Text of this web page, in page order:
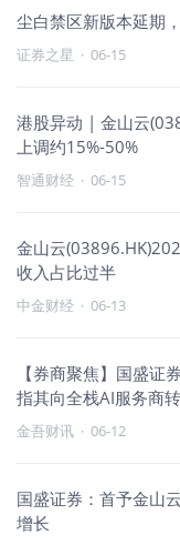
尘白禁区新版本延期
证券之星 · 06-15
港股异动 | 金山云
上调约15%-50%
智通财经 · 06-15
金山云
收入占比过半
中金财经 · 06-13
【券商聚焦】国盛证
指其向全栈AI服务商
金吾财讯 · 06-12
国盛证券：首予金山
增长